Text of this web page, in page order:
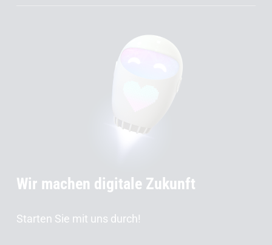
Wir machen digitale Zukunft
Starten Sie mit uns durch!